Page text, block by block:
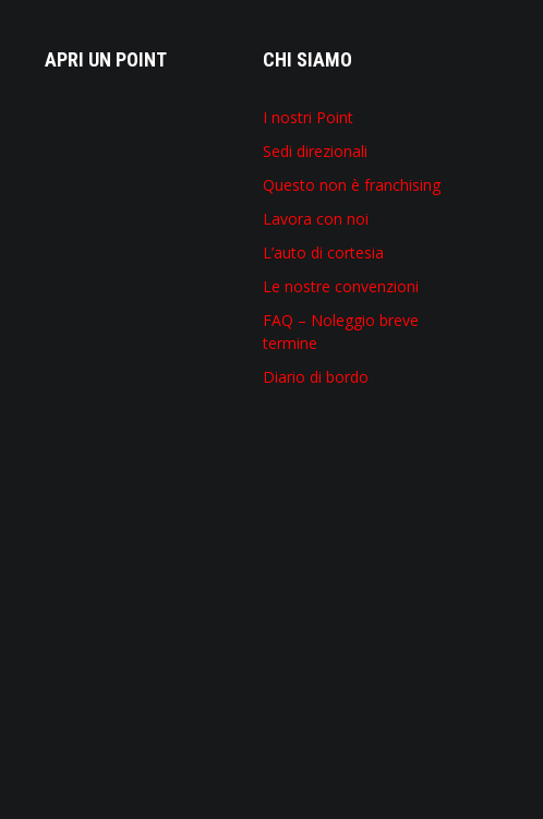
APRI UN POINT CHI SIAMO
I nostri Point
Sedi direzionali
Questo non è franchising
Lavora con noi
L’auto di cortesia
Le nostre convenzioni
FAQ – Noleggio breve
termine
Diario di bordo